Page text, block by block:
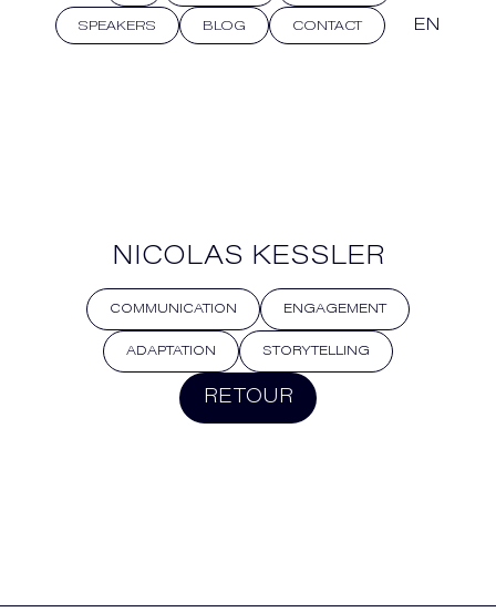
SPEAKERS BLOG CONTACT EN
NICOLAS KESSLER
COMMUNICATION ENGAGEMENT
ADAPTATION STORYTELLING
RETOUR